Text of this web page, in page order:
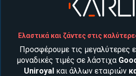
Ελαστικά και ζάντες στις
Προσφέρουμε τις μεγαλύτερες
μοναδικές τιμές σε λάστιχα
Uniroyal και άλλων εταιριών